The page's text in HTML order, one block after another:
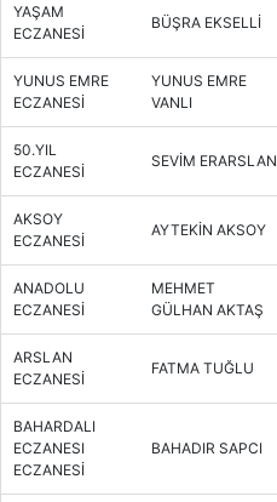
YAŞAM
ECZANESİ
BÜŞRA EKSELLİ
YUNUS EMRE
ECZANESİ
YUNUS EMRE
VANLI
50.YIL
ECZANESİ
SEVİM ERARSLAN
AKSOY
ECZANESİ
AYTEKİN AKSOY
ANADOLU
ECZANESİ
MEHMET
GÜLHAN AKTAŞ
ARSLAN
ECZANESİ
FATMA TUĞLU
BAHARDALI
ECZANESI
ECZANESİ
BAHADIR SAPCI